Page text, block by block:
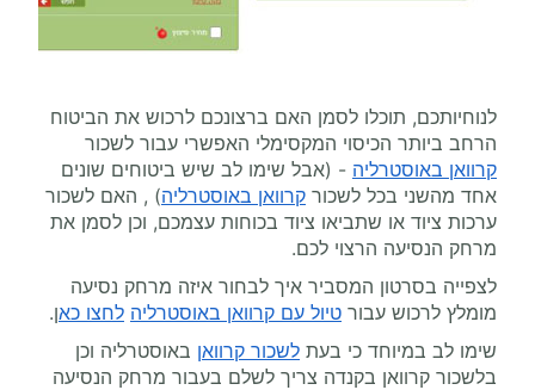
לנוחיותכם, תוכלו לסמן האם ברצונכם לרכוש את הביטוח
הרחב ביותר הכיסוי המקסימלי האפשרי עבור לשכור
קרוואן באוסטרליה - (אבל שימו לב שיש ביטוחים שונים
אחד מהשני בכל לשכור קרוואן באוסטרליה) , האם לשכור
ערכות ציוד או שתביאו ציוד בכוחות עצמכם, וכן לסמן את
מרחק הנסיעה הרצוי לכם.
לצפייה בסרטון המסביר איך לבחור איזה מרחק נסיעה
מומלץ לרכוש עבור טיול עם קרוואן באוסטרליה לחצו כאן.
שימו לב במיוחד כי בעת לשכור קרוואן באוסטרליה וכן
בלשכור קרוואן בקנדה צריך לשלם בעבור מרחק הנסיעה